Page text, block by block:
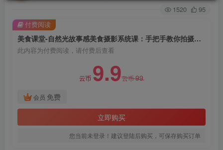
1520 95
美食课堂-自然光故事感美食摄影系统课：手把手教你拍摄出故事感美食
此内容为付费阅读，请付费后查看
云币 9.9云币99
会员 免费
立即购买
您当前未登录！建议登陆后购买，可保存购买订单
付费阅读